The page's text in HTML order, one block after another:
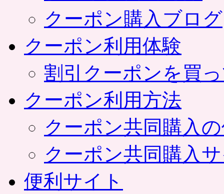
クーポン購入ブログ
クーポン利用体験
割引クーポンを買
クーポン利用方法
クーポン共同購入
クーポン共同購入
便利サイト